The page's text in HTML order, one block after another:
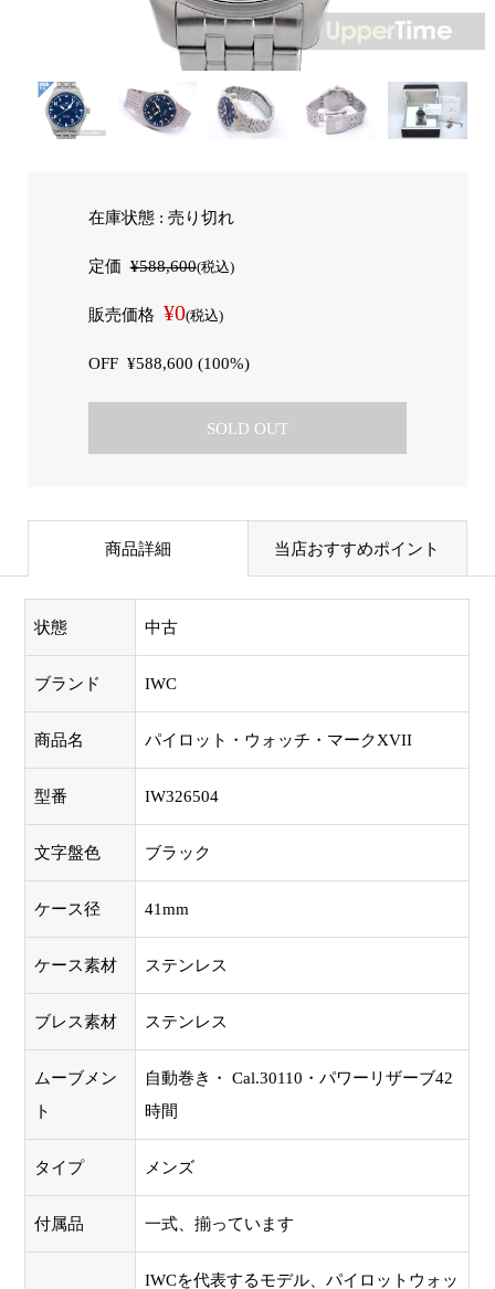
在庫状態 : 売り切れ
定価¥588,600(税込)
販売価格 ¥0(税込)
OFF ¥588,600 (100%)
SOLD OUT
商品詳細 当店おすすめポイント
状態 中古
ブランド IWC
商品名 パイロット・ウォッチ・マークXVII
型番 IW326504
文字盤色 ブラック
ケース径 41mm
ケース素材 ステンレス
ブレス素材 ステンレス
ムーブメン
ト
自動巻き・ Cal.30110・パワーリザーブ42
時間
タイプ メンズ
付属品 一式、揃っています
IWCを代表するモデル、パイロットウォッ